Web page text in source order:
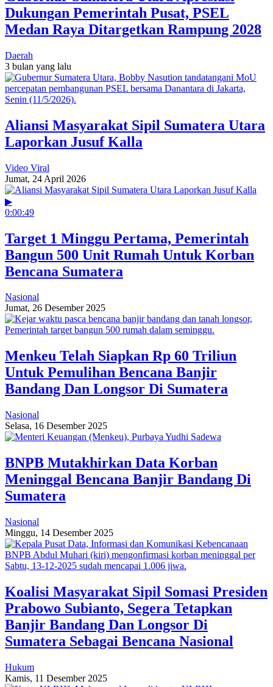
Dukungan Pemerintah Pusat, PSEL
Medan Raya Ditargetkan Rampung 2028
Daerah
3 bulan yang lalu
Aliansi Masyarakat Sipil Sumatera Utara
Laporkan Jusuf Kalla
Video Viral
Jumat, 24 April 2026
▶
0:00:49
Target 1 Minggu Pertama, Pemerintah
Bangun 500 Unit Rumah Untuk Korban
Bencana Sumatera
Nasional
Jumat, 26 Desember 2025
Menkeu Telah Siapkan Rp 60 Triliun
Untuk Pemulihan Bencana Banjir
Bandang Dan Longsor Di Sumatera
Nasional
Selasa, 16 Desember 2025
BNPB Mutakhirkan Data Korban
Meninggal Bencana Banjir Bandang Di
Sumatera
Nasional
Minggu, 14 Desember 2025
Koalisi Masyarakat Sipil Somasi Presiden
Prabowo Subianto, Segera Tetapkan
Banjir Bandang Dan Longsor Di
Sumatera Sebagai Bencana Nasional
Hukum
Kamis, 11 Desember 2025